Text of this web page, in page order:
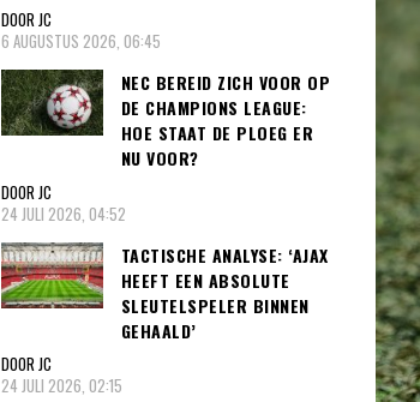
DOOR JC
6 AUGUSTUS 2026, 06:45
NEC BEREID ZICH VOOR OP
DE CHAMPIONS LEAGUE:
HOE STAAT DE PLOEG ER
NU VOOR?
DOOR JC
24 JULI 2026, 04:52
TACTISCHE ANALYSE: ‘AJAX
HEEFT EEN ABSOLUTE
SLEUTELSPELER BINNEN
GEHAALD’
DOOR JC
24 JULI 2026, 02:15